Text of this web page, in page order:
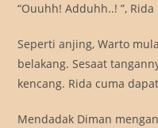
“Ouuhh! Adduhh..! ”,
Seperti anjing, Warto
belakang. Sesaat
kencang. Rida cuma
Mendadak Diman